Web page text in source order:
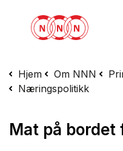
Hjem Om NNN
Næringspolitikk
Mat på bordet